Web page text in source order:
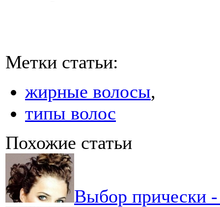
Метки статьи:
жирные волосы,
типы волос
Похожие статьи
Выбор прически